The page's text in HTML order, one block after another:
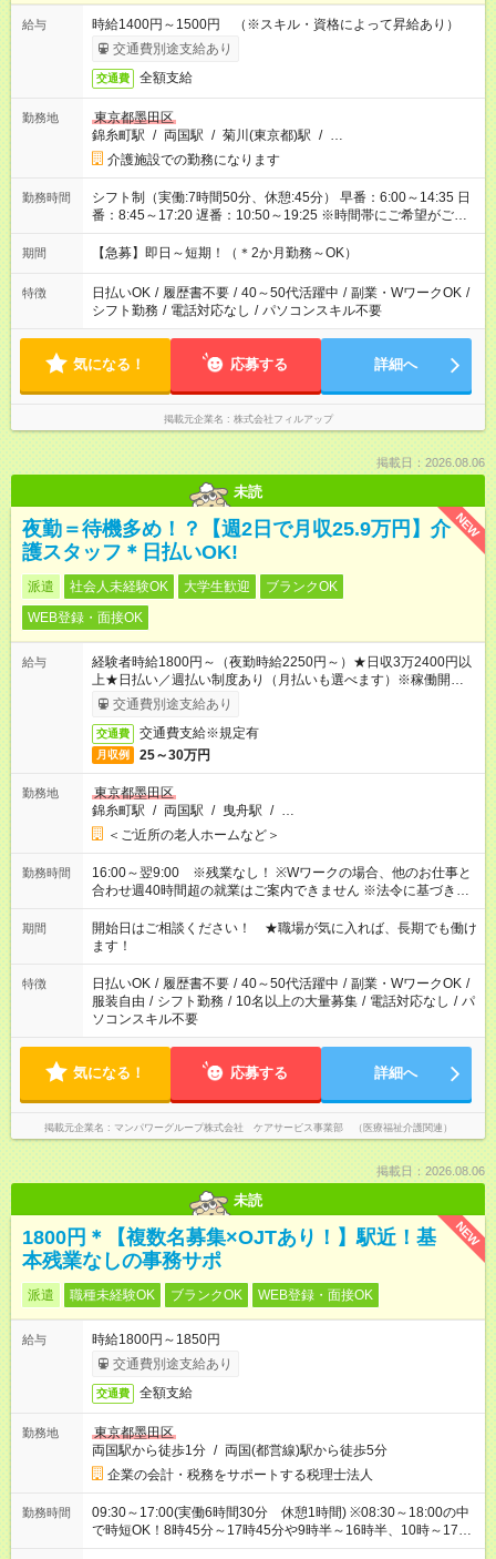
給与
時給1400円～1500円 （※スキル・資格によって昇給あり）
交通費別途支給あり
交通費 全額支給
勤務地
東京都墨田区
錦糸町駅 / 両国駅 / 菊川(東京都)駅 / …
介護施設での勤務になります
勤務時間
シフト制（実働:7時間50分、休憩:45分） 早番：6:00～14:35 日
番：8:45～17:20 遅番：10:50～19:25 ※時間帯にご希望がござ
いましたらお気軽にご相談ください。
期間 【急募】即日～短期！（＊2か月勤務～OK）
特徴 日払いOK / 履歴書不要 / 40～50代活躍中 / 副業・WワークOK /
シフト勤務 / 電話対応なし / パソコンスキル不要
気になる！ 応募する 詳細へ
掲載元企業名 株式会社フィルアップ
掲載日：2026.08.06
未読
NEW
夜勤＝待機多め！？【週2日で月収25.9万円】介
護スタッフ＊日払いOK!
派遣 社会人未経験OK 大学生歓迎
ブランクOK
WEB登録・面接OK
給与
経験者時給1800円～（夜勤時給2250円～）★日収3万2400円以
上★日払い／週払い制度あり（月払いも選べます）※稼働開始時
は手続き完了次第のお支払いとなります。
交通費別途支給あり
交通費 交通費支給※規定有
月収例 25～30万円
勤務地
東京都墨田区
錦糸町駅 / 両国駅 / 曳舟駅 / …
＜ご近所の老人ホームなど＞
勤務時間
16:00～翌9:00 ※残業なし！ ※Wワークの場合、他のお仕事と
合わせ週40時間超の就業はご案内できません ※法令に基づき、
週20時間以上勤務は社会保険への加入対象となります ※労働者
派遣法（日雇い派遣の原則禁止）により、短時間・短期間の就
業はご案内が難しい場合があります
期間
開始日はご相談ください！ ★職場が気に入れば、長期でも働け
ます！
特徴 日払いOK / 履歴書不要 / 40～50代活躍中 / 副業・WワークOK /
服装自由 / シフト勤務 / 10名以上の大量募集 / 電話対応なし / パ
ソコンスキル不要
気になる！ 応募する 詳細へ
掲載元企業名 マンパワーグループ株式会社 ケアサービス事業部 （医療福祉介護関連）
掲載日：2026.08.06
未読
NEW
1800円＊【複数名募集×OJTあり！】駅近！基
本残業なしの事務サポ
派遣 職種未経験OK ブランクOK WEB登録・面接OK
給与
時給1800円～1850円
交通費別途支給あり
交通費 全額支給
勤務地
東京都墨田区
両国駅から徒歩1分 / 両国(都営線)駅から徒歩5分
企業の会計・税務をサポートする税理士法人
勤務時間
09:30～17:00(実働6時間30分 休憩1時間) ※08:30～18:00の中
で時短OK！8時45分～17時45分や9時半～16時半、10時～17時
など